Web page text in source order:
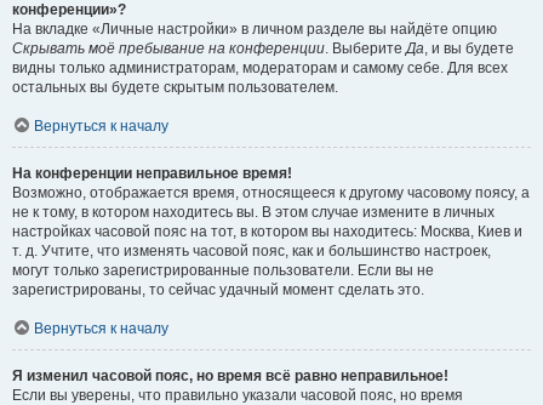
конференции»?
На вкладке «Личные настройки» в личном разделе вы найдёте опцию
Скрывать моё пребывание на конференции. ВыберитеДа, и вы будете
видны только администраторам, модераторам и самому себе. Для всех
остальных вы будете скрытым пользователем.
Вернуться к началу
На конференции неправильное время!
Возможно, отображается время, относящееся к другому часовому поясу, а
не к тому, в котором находитесь вы. В этом случае измените в личных
настройках часовой пояс на тот, в котором вы находитесь: Москва, Киев и
т. д. Учтите, что изменять часовой пояс, как и большинство настроек,
могут только зарегистрированные пользователи. Если вы не
зарегистрированы, то сейчас удачный момент сделать это.
Вернуться к началу
Я изменил часовой пояс, но время всё равно неправильное!
Если вы уверены, что правильно указали часовой пояс, но время